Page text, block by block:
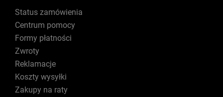
Status zamówienia
Centrum pomocy
Formy płatności
Zwroty
Reklamacje
Koszty wysyłki
Zakupy na raty